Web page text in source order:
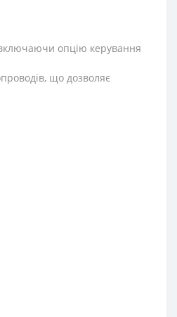
включаючи опцію керування
що дозволяє